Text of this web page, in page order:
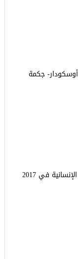
جكمة
في 2017